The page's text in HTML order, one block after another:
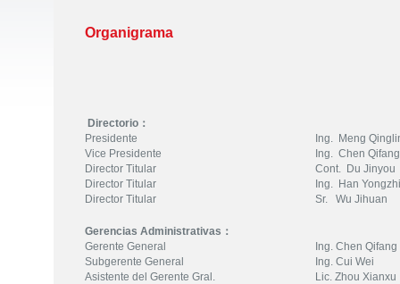
Organigrama
Directorio：
Presidente
Ing. Meng
Vice Presidente
Ing. Chen Qifang
Director Titular
Cont. Du Jinyou
Director Titular
Ing. Han Yongzhi
Director Titular
Sr. Wu Jihuan
Gerencias Administrativas：
Gerente General
Ing. Chen Qifang
Subgerente General
Ing. Cui Wei
Asistente del Gerente Gral.
Lic. Zhou Xianxu